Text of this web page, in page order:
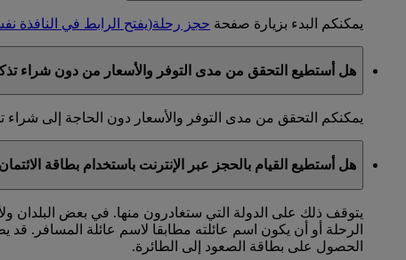
يمكنكم البدء بزيارة صفحة حجز رحلة(يفتح الرابط في النافذة
هل أستطيع التحقق من مدى التوفر والأسعار من دون شراء
يمكنكم التحقق من مدى التوفر والأسعار دون الحاجة إلى
هل أستطيع القيام بالحجز عبر الإنترنت باستخدام بطاقة
يتوقف ذلك على الدولة التي ستغادرون منها. في بعض البلدان
الرحلة أو أن يكون اسم عائلته مطابقا لاسم عائلة المسافر.
الحصول على بطاقة الصعود إلى الطائرة.